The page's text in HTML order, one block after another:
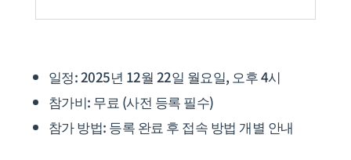
일정: 2025년 12월 22일 월요일, 오후 4시
참가비: 무료 (사전 등록 필수)
참가 방법: 등록 완료 후 접속 방법 개별 안내